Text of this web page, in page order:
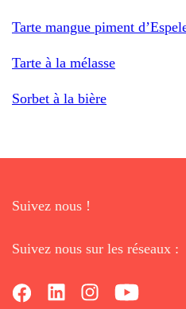
Tarte mangue piment
Tarte à la mélasse
Sorbet à la bière
Suivez nous !
Suivez nous sur les réseaux :